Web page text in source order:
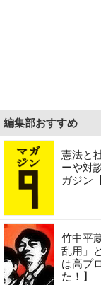
編集部おすすめ
憲法と
ーや対
ガジン
竹中平
乱用」
は高プ
た！】